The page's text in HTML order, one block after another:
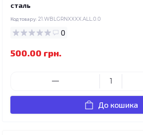
сталь
Код товару: 21.WBLGRNXXXX.ALL.0.0
0
500.00 грн.
До кошика